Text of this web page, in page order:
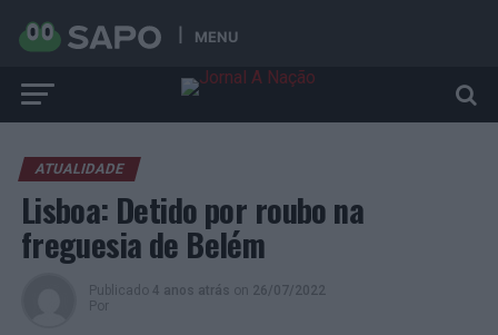
MENU
ATUALIDADE
Lisboa: Detido por roubo na
freguesia de Belém
Publicado 4 anos atrás on 26/07/2022
Por